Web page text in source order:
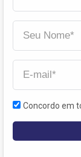
Concordo em